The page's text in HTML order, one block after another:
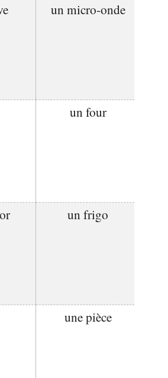
un micro-onde
un four
un frigo
une pièce